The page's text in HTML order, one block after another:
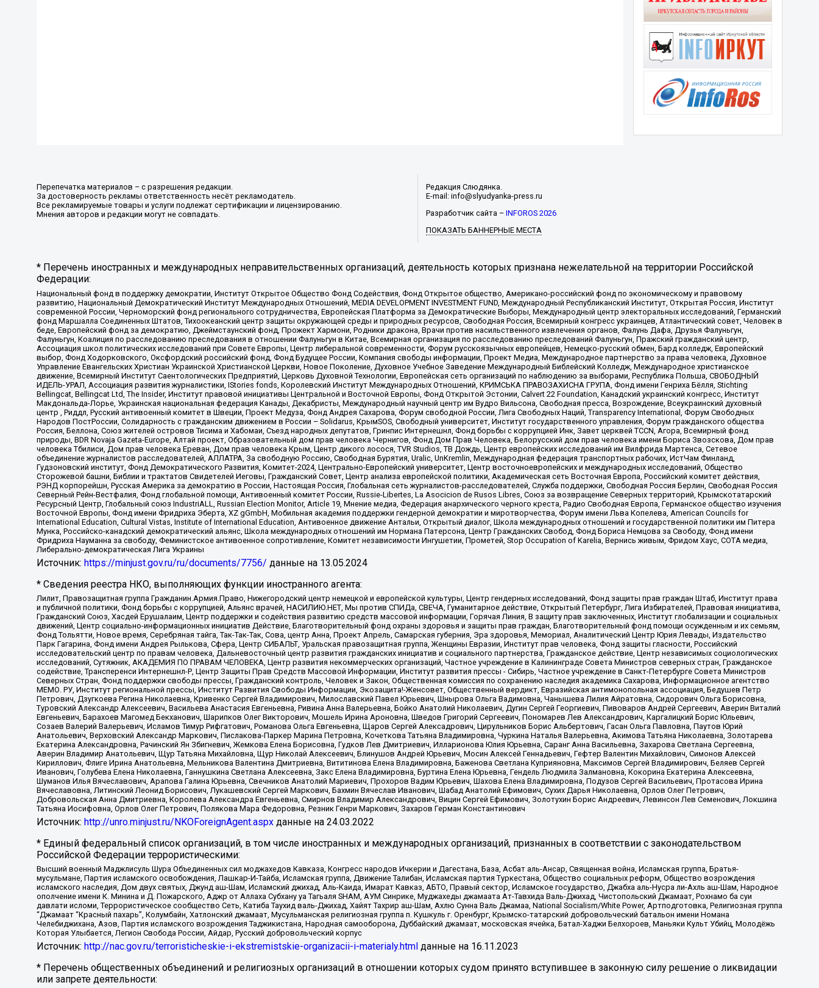
Перепечатка материалов – с разрешения редакции.
За достоверность рекламы ответственность несёт рекламодатель.
Все рекламируемые товары и услуги подлежат сертификации и лицензированию.
Мнения авторов и редакции могут не совпадать.
Редакция Слюдянка.
E-mail: info@slyudyanka-press.ru
Разработчик сайта – INFOROS 2026
ПОКАЗАТЬ БАННЕРНЫЕ МЕСТА
* Перечень иностранных и международных неправительственных организаций, деятельность которых признана нежелательной на территории Российской
Федерации:
Национальный фонд в поддержку демократии, Институт Открытое Общество Фонд Содействия, Фонд Открытое общество, Американо-российский фонд по экономическому и правовому
развитию, Национальный Демократический Институт Международных Отношений, MEDIA DEVELOPMENT INVESTMENT FUND, Международный Республиканский Институт, Открытая Россия, Институт
современной России, Черноморский фонд регионального сотрудничества, Европейская Платформа за Демократические Выборы, Международный центр электоральных исследований, Германский
фонд Маршалла Соединенных Штатов, Тихоокеанский центр защиты окружающей среды и природных ресурсов, Свободная Россия, Всемирный конгресс украинцев, Атлантический совет, Человек в
беде, Европейский фонд за демократию, Джеймстаунский фонд, Прожект Хармони, Родники дракона, Врачи против насильственного извлечения органов, Фалунь Дафа, Друзья Фалуньгун,
Фалуньгун, Коалиция по расследованию преследования в отношении Фалуньгун в Китае, Всемирная организация по расследованию преследований Фалуньгун, Пражский гражданский центр,
Ассоциация школ политических исследований при Совете Европы, Центр либеральной современности, Форум русскоязычных европейцев, Немецко-русский обмен, Бард колледж, Европейский
выбор, Фонд Ходорковского, Оксфордский российский фонд, Фонд Будущее России, Компания свободы информации, Проект Медиа, Международное партнерство за права человека, Духовное
Управление Евангельских Христиан Украинской Христианской Церкви, Новое Поколение, Духовное Учебное Заведение Международный Библейский Колледж, Международное христианское
движение, Всемирный Институт Саентологических Предприятий, Церковь Духовной Технологии, Европейская сеть организаций по наблюдению за выборами, Республика Польша, СВОБОДНЫЙ
ИДЕЛЬ-УРАЛ, Ассоциация развития журналистики, IStories fonds, Королевский Институт Международных Отношений, КРИМСЬКА ПРАВОЗАХИСНА ГРУПА, Фонд имени Генриха Бёлля, Stichting
Bellingcat, Bellingcat Ltd, The Insider, Институт правовой инициативы Центральной и Восточной Европы, Фонд Открытой Эстонии, Calvert 22 Foundation, Канадский украинский конгресс, Институт
Макдональда-Лорье, Украинская национальная федерация Канады, Декабристы, Международный научный центр им Вудро Вильсона, Свободная пресса, Возрождение, Всеукраинский духовный
центр , Риддл, Русский антивоенный комитет в Швеции, Проект Медуза, Фонд Андрея Сахарова, Форум свободной России, Лига Свободных Наций, Transparеncy International, Форум Свободных
Народов ПостРоссии, Солидарность с гражданским движением в России – Solidarus, КрымSOS, Свободный университет, Институт государственного управления, Форум гражданского общества
Россия, Беллона, Союз жителей островов Тисима и Хабомаи, Съезд народных депутатов, Гринпис Интернешнл, Фонд борьбы с коррупцией Инк, Завет церквей TCCN, Агора, Всемирный фонд
природы, BDR Novaja Gazeta-Europe, Алтай проект, Образовательный дом прав человека Чернигов, Фонд Дом Прав Человека, Белорусский дом прав человека имени Бориса Звозскова, Дом прав
человека Тбилиси, Дом прав человека Ереван, Дом прав человека Крым, Центр дикого лосося, TVR Studios, ТВ Дождь, Центр европейских исследований им Вилфрида Мартенса, Сетевое
объединение журналистов расследователей, АЛЛАТРА, За свободную Россию, Свободная Бурятия, Uralic, UnKremlin, Международная федерация транспортных рабочих, ИстЧам Финланд,
Гудзоновский институт, Фонд Демократического Развития, Комитет-2024, Центрально-Европейский университет, Центр восточноевропейских и международных исследований, Общество
Сторожевой башни, Библии и трактатов Свидетелей Иеговы, Гражданский Совет, Центр анализа европейской политики, Академическая сеть Восточная Европа, Российский комитет действия,
РЭНД корпорейшн, Русская Америка за демократию в России, Настоящая Россия, Глобальная сеть журналистов-расследователей, Служба поддержки, Свободная Россия Берлин, Свободная Россия
Северный Рейн-Вестфалия, Фонд глобальной помощи, Антивоенный комитет России, Russie-Libertes, La Asocicion de Rusos Libres, Союз за возвращение Северных территорий, Крымскотатарский
Ресурсный Центр, Глобальный союз IndustriALL, Russian Election Monitor, Article 19, Мнение медиа, Федерация анархического черного креста, Радио Свободная Европа, Германское общество изучения
Восточной Европы, Фонд имени Фридриха Эберта, XZ gGmbH, Мобильная академия поддержки гендерной демократии и миротворчества, Форум имени Льва Копелева, American Councils for
International Education, Cultural Vistas, Institute of International Education, Антивоенное движение Антальи, Открытый диалог, Школа международных отношений и государственной политики им Питера
Мунка, Российско-канадский демократический альянс, Школа международных отношений им Нормана Патерсона, Центр Гражданских Свобод, Фонд Бориса Немцова за Свободу, Фонд имени
Фридриха Науманна за свободу, Феминистское антивоенное сопротивление, Комитет независимости Ингушетии, Прометей, Stop Occupation of Karelia, Вернись живым, Фридом Хаус, СОТА медиа,
Либерально-демократическая Лига Украины
Источник: https://minjust.gov.ru/ru/documents/7756/ данные на 13.05.2024
* Сведения реестра НКО, выполняющих функции иностранного агента:
Лилит, Правозащитная группа Гражданин.Армия.Право, Нижегородский центр немецкой и европейской культуры, Центр гендерных исследований, Фонд защиты прав граждан Штаб, Институт права
и публичной политики, Фонд борьбы с коррупцией, Альянс врачей, НАСИЛИЮ.НЕТ, Мы против СПИДа, СВЕЧА, Гуманитарное действие, Открытый Петербург, Лига Избирателей, Правовая инициатива,
Гражданский Союз, Хасдей Ерушалаим, Центр поддержки и содействия развитию средств массовой информации, Горячая Линия, В защиту прав заключенных, Институт глобализации и социальных
движений, Центр социально-информационных инициатив Действие, Благотворительный фонд охраны здоровья и защиты прав граждан, Благотворительный фонд помощи осужденным и их семьям,
Фонд Тольятти, Новое время, Серебряная тайга, Так-Так-Так, Сова, центр Анна, Проект Апрель, Самарская губерния, Эра здоровья, Мемориал, Аналитический Центр Юрия Левады, Издательство
Парк Гагарина, Фонд имени Андрея Рылькова, Сфера, Центр СИБАЛЬТ, Уральская правозащитная группа, Женщины Евразии, Институт прав человека, Фонд защиты гласности, Российский
исследовательский центр по правам человека, Дальневосточный центр развития гражданских инициатив и социального партнерства, Гражданское действие, Центр независимых социологических
исследований, Сутяжник, АКАДЕМИЯ ПО ПРАВАМ ЧЕЛОВЕКА, Центр развития некоммерческих организаций, Частное учреждение в Калининграде Совета Министров северных стран, Гражданское
содействие, Трансперенси Интернешнл-Р, Центр Защиты Прав Средств Массовой Информации, Институт развития прессы - Сибирь, Частное учреждение в Санкт-Петербурге Совета Министров
Северных Стран, Фонд поддержки свободы прессы, Гражданский контроль, Человек и Закон, Общественная комиссия по сохранению наследия академика Сахарова, Информационное агентство
МЕМО. РУ, Институт региональной прессы, Институт Развития Свободы Информации, Экозащита!-Женсовет, Общественный вердикт, Евразийская антимонопольная ассоциация, Бедушев Петр
Петрович, Дзугкоева Регина Николаевна, Кривенко Сергей Владимирович, Милославский Павел Юрьевич, Шнырова Ольга Вадимовна, Чанышева Лилия Айратовна, Сидорович Ольга Борисовна,
Туровский Александр Алексеевич, Васильева Анастасия Евгеньевна, Ривина Анна Валерьевна, Бойко Анатолий Николаевич, Дугин Сергей Георгиевич, Пивоваров Андрей Сергеевич, Аверин Виталий
Евгеньевич, Барахоев Магомед Бекханович, Шарипков Олег Викторович, Мошель Ирина Ароновна, Шведов Григорий Сергеевич, Пономарев Лев Александрович, Каргалицкий Борис Юльевич,
Созаев Валерий Валерьевич, Исламов Тимур Рифгатович, Романова Ольга Евгеньевна, Щаров Сергей Алексадрович, Цирульников Борис Альбертович, Гасан Ольга Павловна, Паутов Юрий
Анатольевич, Верховский Александр Маркович, Пислакова-Паркер Марина Петровна, Кочеткова Татьяна Владимировна, Чуркина Наталья Валерьевна, Акимова Татьяна Николаевна, Золотарева
Екатерина Александровна, Рачинский Ян Збигневич, Жемкова Елена Борисовна, Гудков Лев Дмитриевич, Илларионова Юлия Юрьевна, Саранг Анна Васильевна, Захарова Светлана Сергеевна,
Аверин Владимир Анатольевич, Щур Татьяна Михайловна, Щур Николай Алексеевич, Блинушов Андрей Юрьевич, Мосин Алексей Геннадьевич, Гефтер Валентин Михайлович, Симонов Алексей
Кириллович, Флиге Ирина Анатольевна, Мельникова Валентина Дмитриевна, Вититинова Елена Владимировна, Баженова Светлана Куприяновна, Максимов Сергей Владимирович, Беляев Сергей
Иванович, Голубева Елена Николаевна, Ганнушкина Светлана Алексеевна, Закс Елена Владимировна, Буртина Елена Юрьевна, Гендель Людмила Залмановна, Кокорина Екатерина Алексеевна,
Шуманов Илья Вячеславович, Арапова Галина Юрьевна, Свечников Анатолий Мариевич, Прохоров Вадим Юрьевич, Шахова Елена Владимировна, Подузов Сергей Васильевич, Протасова Ирина
Вячеславовна, Литинский Леонид Борисович, Лукашевский Сергей Маркович, Бахмин Вячеслав Иванович, Шабад Анатолий Ефимович, Сухих Дарья Николаевна, Орлов Олег Петрович,
Добровольская Анна Дмитриевна, Королева Александра Евгеньевна, Смирнов Владимир Александрович, Вицин Сергей Ефимович, Золотухин Борис Андреевич, Левинсон Лев Семенович, Локшина
Татьяна Иосифовна, Орлов Олег Петрович, Полякова Мара Федоровна, Резник Генри Маркович, Захаров Герман Константинович
Источник: http://unro.minjust.ru/NKOForeignAgent.aspx данные на 24.03.2022
* Единый федеральный список организаций, в том числе иностранных и международных организаций, признанных в соответствии с законодательством
Российской Федерации террористическими:
Высший военный Маджлисуль Шура Объединенных сил моджахедов Кавказа, Конгресс народов Ичкерии и Дагестана, База, Асбат аль-Ансар, Священная война, Исламская группа, Братья-
мусульмане, Партия исламского освобождения, Лашкар-И-Тайба, Исламская группа, Движение Талибан, Исламская партия Туркестана, Общество социальных реформ, Общество возрождения
исламского наследия, Дом двух святых, Джунд аш-Шам, Исламский джихад, Аль-Каида, Имарат Кавказ, АБТО, Правый сектор, Исламское государство, Джабха аль-Нусра ли-Ахль аш-Шам, Народное
ополчение имени К. Минина и Д. Пожарского, Аджр от Аллаха Субхану уа Тагьаля SHAM, АУМ Синрике, Муджахеды джамаата Ат-Тавхида Валь-Джихад, Чистопольский Джамаат, Рохнамо ба суи
давлати исломи, Террористическое сообщество Сеть, Катиба Таухид валь-Джихад, Хайят Тахрир аш-Шам, Ахлю Сунна Валь Джамаа, National Socialism/White Power, Артподготовка, Религиозная группа
“Джамаат “Красный пахарь”, Колумбайн, Хатлонский джамаат, Мусульманская религиозная группа п. Кушкуль г. Оренбург, Крымско-татарский добровольческий батальон имени Номана
Челебиджихана, Азов, Партия исламского возрождения Таджикистана, Народная самооборона, Дуббайский джамаат, московская ячейка, Батал-Хаджи Белхороев, Маньяки Культ Убийц, Молодёжь
Которая Улыбается, Легион Свобода России, Айдар, Русский добровольческий корпус
Источник: http://nac.gov.ru/terroristicheskie-i-ekstremistskie-organizacii-i-materialy.html данные на 16.11.2023
* Перечень общественных объединений и религиозных организаций в отношении которых судом принято вступившее в законную силу решение о ликвидации
или запрете деятельности: